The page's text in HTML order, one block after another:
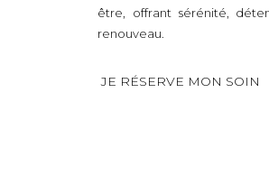
être, offrant sérénité,
renouveau.
JE RÉSERVE MON SOIN